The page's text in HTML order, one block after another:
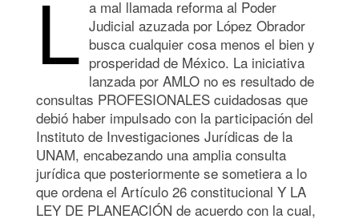
L a mal llamada reforma al Poder
Judicial azuzada por López Obrador
busca cualquier cosa menos el bien y
prosperidad de México. La iniciativa
lanzada por AMLO no es resultado de
consultas PROFESIONALES cuidadosas que
debió haber impulsado con la participación del
Instituto de Investigaciones Jurídicas de la
UNAM, encabezando una amplia consulta
jurídica que posteriormente se sometiera a lo
que ordena el Artículo 26 constitucional Y LA
LEY DE PLANEACIÓN de acuerdo con la cual,